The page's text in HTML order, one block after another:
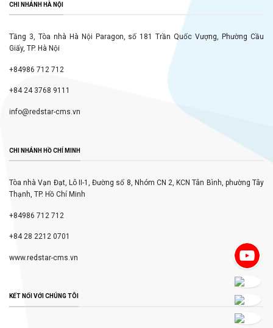
CHI NHÁNH HÀ NỘI
Tầng 3, Tòa nhà Hà Nội Paragon, số 181 Trần Quốc Vượng, Phường Cầu
Giấy, TP. Hà Nội
+84986 712 712
+84 24 3768 9111
info@redstar-cms.vn
CHI NHÁNH HỒ CHÍ MINH
Tòa nhà Vạn Đạt, Lô II-1, Đường số 8, Nhóm CN 2, KCN Tân Bình, phường Tây
Thạnh, TP. Hồ Chí Minh
+84986 712 712
+84 28 2212 0701
www.redstar-cms.vn
KẾT NỐI VỚI CHÚNG TÔI